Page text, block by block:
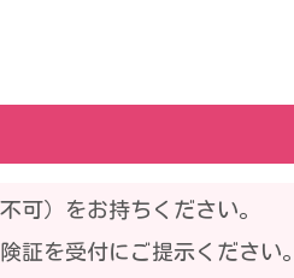
可）をお持ちください。
証を受付にご提示ください。